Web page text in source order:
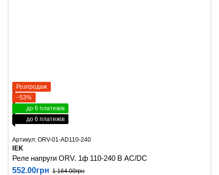
Розпродаж
−53%
до 6 платежів
до 6 платежів
Артикул: ORV-01-AD110-240
IEK
Реле напруги ORV. 1ф 110-240 В AC/DC
552.00грн 1 164.00грн